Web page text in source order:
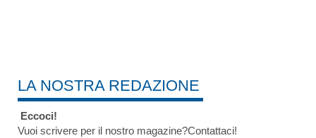
LA NOSTRA REDAZIONE
Eccoci!
Vuoi scrivere per il nostro magazine?Contattaci!